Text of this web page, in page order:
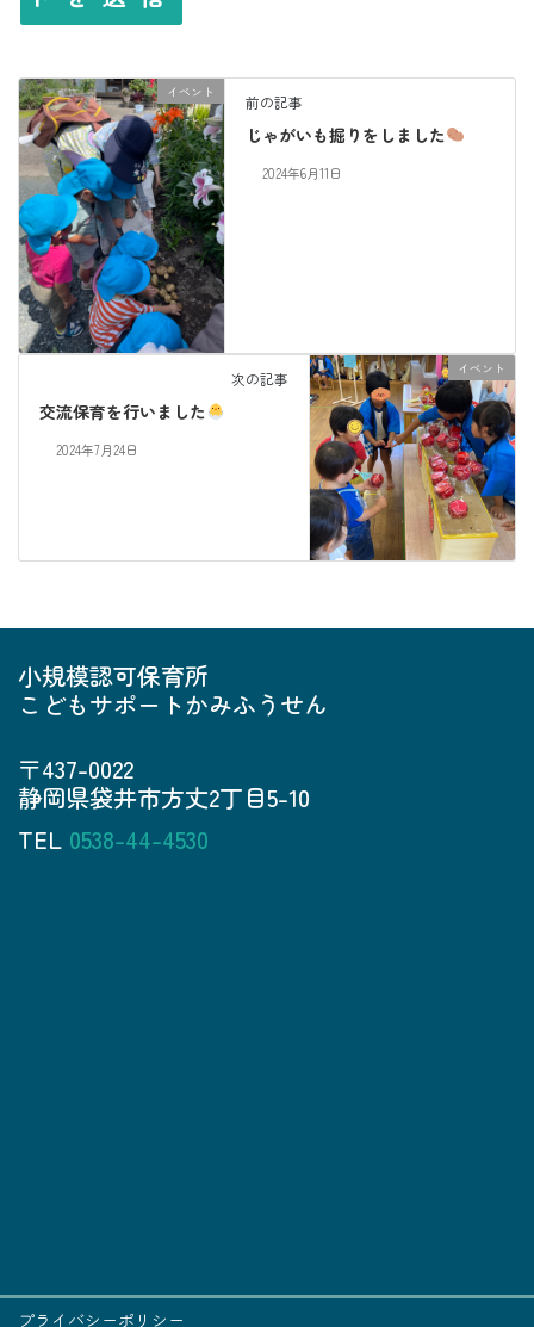
イベント
前の記事
じゃがいも掘りをしました
2024年6月11日
イベント
次の記事
交流保育を行いました
2024年7月24日
小規模認可保育所
こどもサポートかみふうせん
〒437-0022
静岡県袋井市方丈2丁目5-10
TEL 0538-44-4530
プライバシーポリシー